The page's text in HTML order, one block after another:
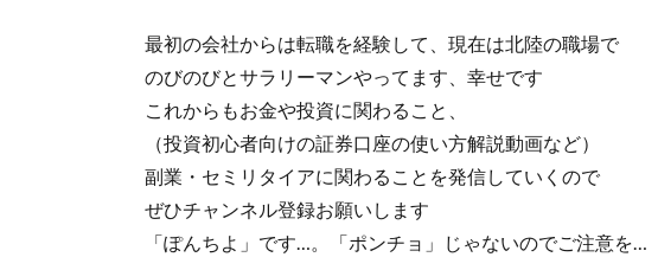
最初の会社からは転職を経験して、現在は北陸の職場で
のびのびとサラリーマンやってます、幸せです
これからもお金や投資に関わること、
（投資初心者向けの証券口座の使い方解説動画など）
副業・セミリタイアに関わることを発信していくので
ぜひチャンネル登録お願いします
「ぽんちよ」です…。「ポンチョ」じゃないのでご注意を…